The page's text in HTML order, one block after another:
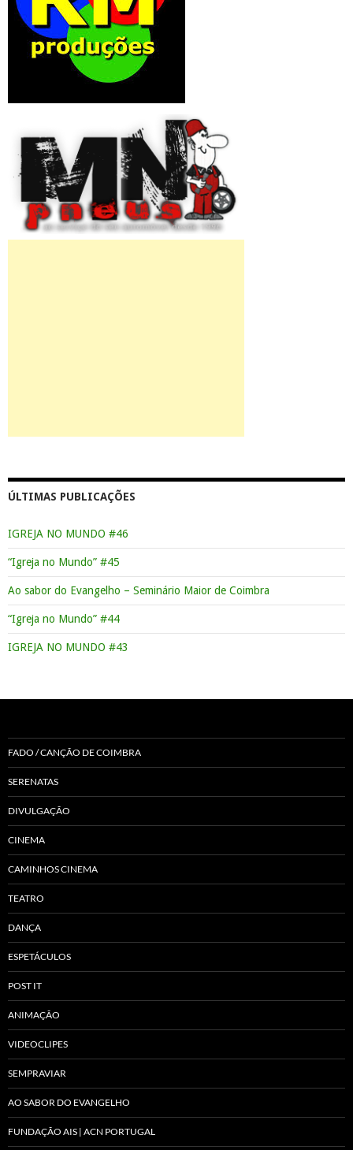
ÚLTIMAS PUBLICAÇÕES
IGREJA NO MUNDO #46
“Igreja no Mundo” #45
Ao sabor do Evangelho – Seminário Maior de Coimbra
“Igreja no Mundo” #44
IGREJA NO MUNDO #43
FADO / CANÇÃO DE COIMBRA
SERENATAS
DIVULGAÇÃO
CINEMA
CAMINHOS CINEMA
TEATRO
DANÇA
ESPETÁCULOS
POST IT
ANIMAÇÃO
VIDEOCLIPES
SEMPRAVIAR
AO SABOR DO EVANGELHO
FUNDAÇÃO AIS | ACN PORTUGAL